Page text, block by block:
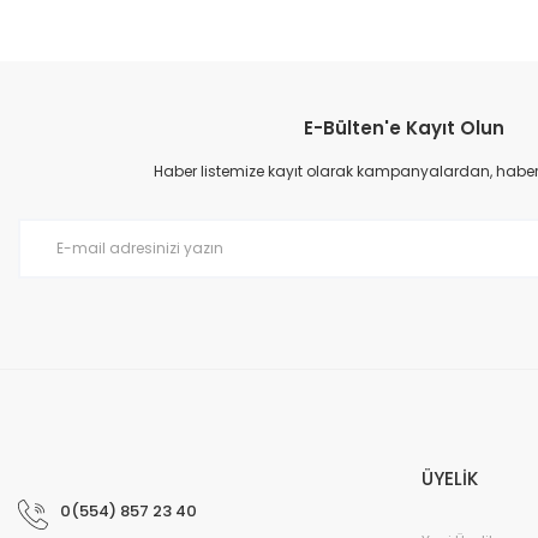
Ürün resmi kalitesiz, bozuk veya görüntülenemiyor.
Ürün açıklamasında eksik bilgiler bulunuyor.
E-Bülten'e Kayıt Olun
Haber listemize kayıt olarak kampanyalardan,
0(554) 857 23 40
ÜYELİK